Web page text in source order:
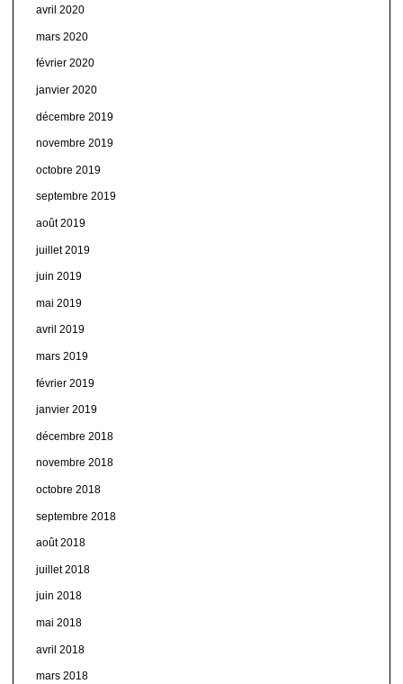
avril 2020
mars 2020
février 2020
janvier 2020
décembre 2019
novembre 2019
octobre 2019
septembre 2019
août 2019
juillet 2019
juin 2019
mai 2019
avril 2019
mars 2019
février 2019
janvier 2019
décembre 2018
novembre 2018
octobre 2018
septembre 2018
août 2018
juillet 2018
juin 2018
mai 2018
avril 2018
mars 2018